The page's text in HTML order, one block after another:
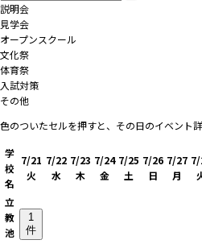
説明会
見学会
オープンスクール
文化祭
体育祭
入試対策
その他
色のついたセルを押すと、その日のイベント詳
学
校
名
7/21
火
7/22
水
7/23
木
7/24
金
7/25
土
7/26
日
7/27
月
立
教
池
1
件